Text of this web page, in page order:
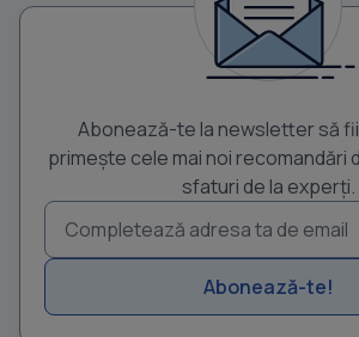
Abonează-te la newsletter să
primește cele mai noi recomandări
sfaturi de la experți.
Abonează-te!